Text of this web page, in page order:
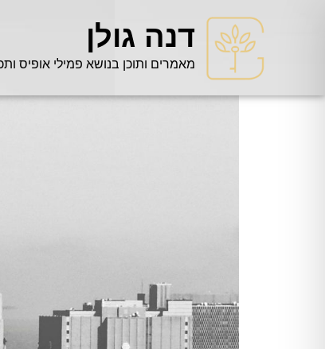
דנה גולן
מאמרים ותוכן בנושא פמילי אופיס